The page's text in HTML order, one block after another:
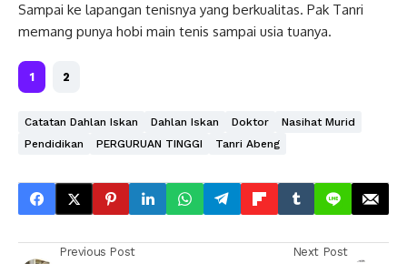
Sampai ke lapangan tenisnya yang berkualitas. Pak Tanri
memang punya hobi main tenis sampai usia tuanya.
1 2
Catatan Dahlan Iskan Dahlan Iskan Doktor
Nasihat Murid
Pendidikan
PERGURUAN TINGGI Tanri Abeng
Previous Post Next Post